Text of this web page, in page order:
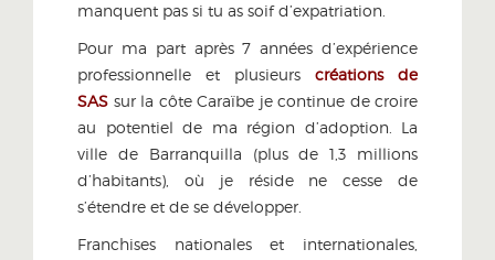
manquent pas si tu as soif d’expatriation.
Pour ma part après 7 années d’expérience
professionnelle et plusieurs créations de
SAS sur la côte Caraïbe je continue de croire
au potentiel de ma région d’adoption. La
ville de Barranquilla (plus de 1,3 millions
d’habitants), où je réside ne cesse de
s’étendre et de se développer.
Franchises nationales et internationales,